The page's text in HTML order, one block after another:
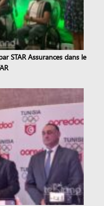
STAR Assurances dans le